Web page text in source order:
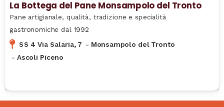
La Bottega del Pane Monsampolo del Tronto
Pane artigianale, qualità, tradizione e specialità
gastronomiche dal 1992
SS 4 Via Salaria, 7 - Monsampolo del Tronto
- Ascoli Piceno